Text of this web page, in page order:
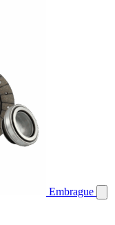
Embrague